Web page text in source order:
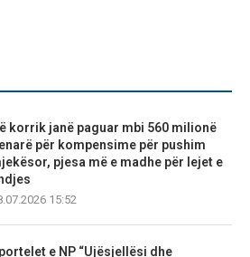
korrik janë paguar mbi 560 milionë
për kompensime për pushim
pjesa më e madhe për lejet e
15:52
e NP “Ujësjellësi dhe